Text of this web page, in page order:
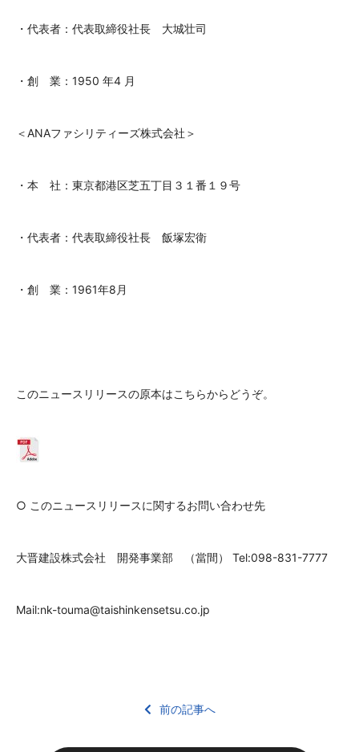
・代表者：代表取締役社長 大城壮司
・創 業：1950 年4 月
＜ANAファシリティーズ株式会社＞
・本 社：東京都港区芝五丁目３１番１９号
・代表者：代表取締役社長 飯塚宏衛
・創 業：1961年8月
このニュースリリースの原本はこちらからどうぞ。
○ このニュースリリースに関するお問い合わせ先
大晋建設株式会社 開発事業部 （當間） Tel:098-831-7777
Mail:nk-touma@taishinkensetsu.co.jp
前の記事へ